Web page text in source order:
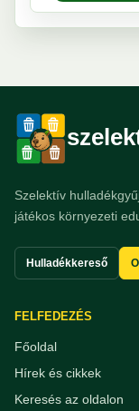
Szelektív
játékos környezeti
Hulladékkereső
FELFEDEZÉS
Főoldal
Hírek és cikkek
Keresés az oldalon